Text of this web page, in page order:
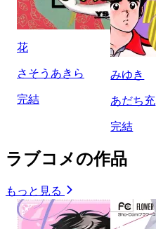
花
さそうあきら
完結
みゆき
あだち充
完結
ラブコメの作品
もっと見る